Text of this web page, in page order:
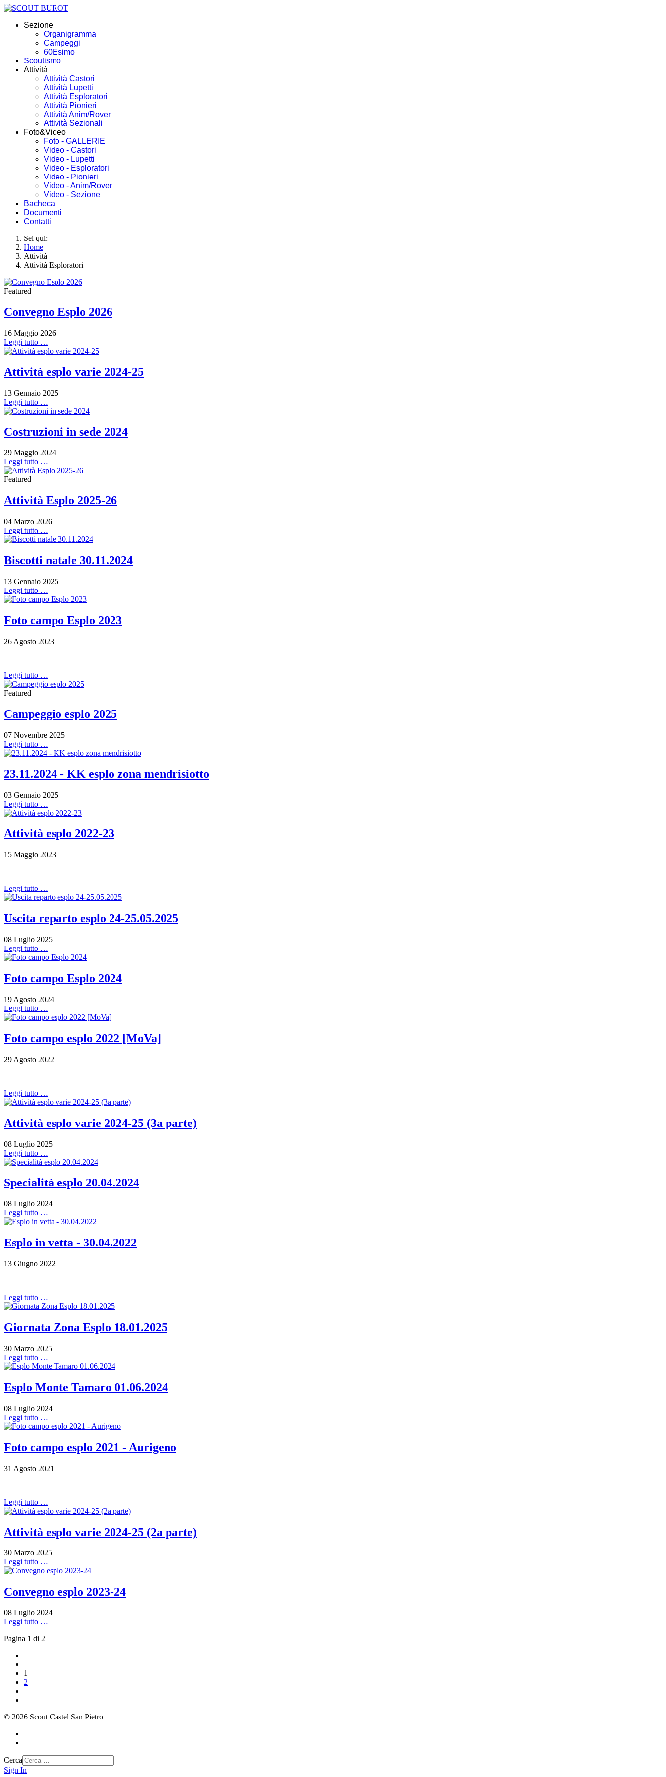
Sezione
Organigramma
Campeggi
60Esimo
Scoutismo
Attività
Attività Castori
Attività Lupetti
Attività Esploratori
Attività Pionieri
Attività Anim/Rover
Attività Sezionali
Foto&Video
Foto - GALLERIE
Video - Castori
Video - Lupetti
Video - Esploratori
Video - Pionieri
Video - Anim/Rover
Video - Sezione
Bacheca
Documenti
Contatti
Sei qui:
Home
Attività
Attività Esploratori
Featured
Convegno Esplo 2026
16 Maggio 2026
Leggi tutto …
Attività esplo varie 2024-25
13 Gennaio 2025
Leggi tutto …
Costruzioni in sede 2024
29 Maggio 2024
Leggi tutto …
Featured
Attività Esplo 2025-26
04 Marzo 2026
Leggi tutto …
Biscotti natale 30.11.2024
13 Gennaio 2025
Leggi tutto …
Foto campo Esplo 2023
26 Agosto 2023
Leggi tutto …
Featured
Campeggio esplo 2025
07 Novembre 2025
Leggi tutto …
23.11.2024 - KK esplo zona mendrisiotto
03 Gennaio 2025
Leggi tutto …
Attività esplo 2022-23
15 Maggio 2023
Leggi tutto …
Uscita reparto esplo 24-25.05.2025
08 Luglio 2025
Leggi tutto …
Foto campo Esplo 2024
19 Agosto 2024
Leggi tutto …
Foto campo esplo 2022 [MoVa]
29 Agosto 2022
Leggi tutto …
Attività esplo varie 2024-25 (3a parte)
08 Luglio 2025
Leggi tutto …
Specialità esplo 20.04.2024
08 Luglio 2024
Leggi tutto …
Esplo in vetta - 30.04.2022
13 Giugno 2022
Leggi tutto …
Giornata Zona Esplo 18.01.2025
30 Marzo 2025
Leggi tutto …
Esplo Monte Tamaro 01.06.2024
08 Luglio 2024
Leggi tutto …
Foto campo esplo 2021 - Aurigeno
31 Agosto 2021
Leggi tutto …
Attività esplo varie 2024-25 (2a parte)
30 Marzo 2025
Leggi tutto …
Convegno esplo 2023-24
08 Luglio 2024
Leggi tutto …
Pagina 1 di 2
1
2
© 2026 Scout Castel San Pietro
Cerca
Sign In